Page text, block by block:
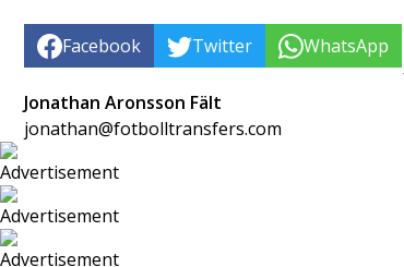
Facebook Twitter WhatsApp
Jonathan Aronsson Fält
jonathan@fotbolltransfers.com